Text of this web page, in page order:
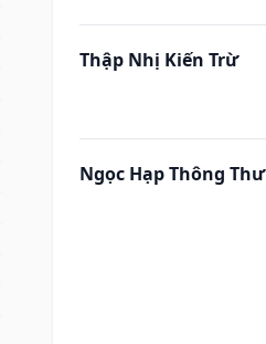
Thập Nhị Kiến Trừ
Ngọc Hạp Thông Thư